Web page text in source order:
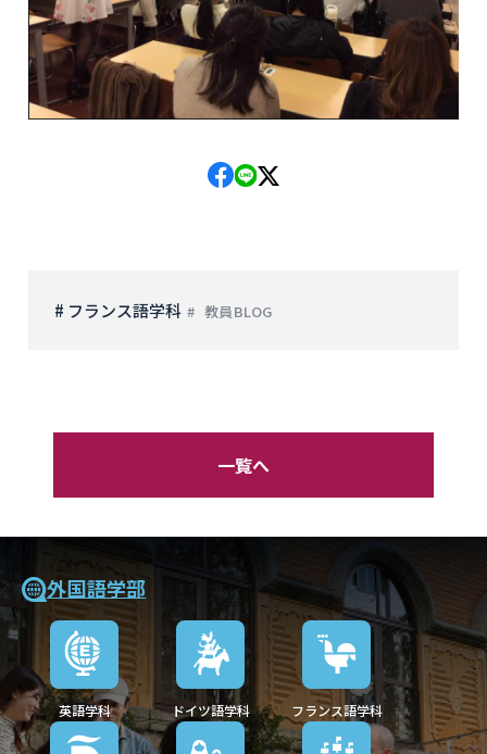
# フランス語学科 教員BLOG
一覧へ
外国語学部
英語学科 ドイツ語学科 フランス語学科